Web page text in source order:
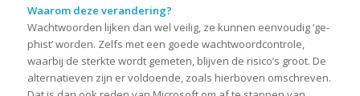
Waarom deze verandering?
Wachtwoorden lijken dan wel veilig, ze kunnen eenvoudig ‘ge-
phist’ worden. Zelfs met een goede wachtwoordcontrole,
waarbij de sterkte wordt gemeten, blijven de risico’s groot. De
alternatieven zijn er voldoende, zoals hierboven omschreven.